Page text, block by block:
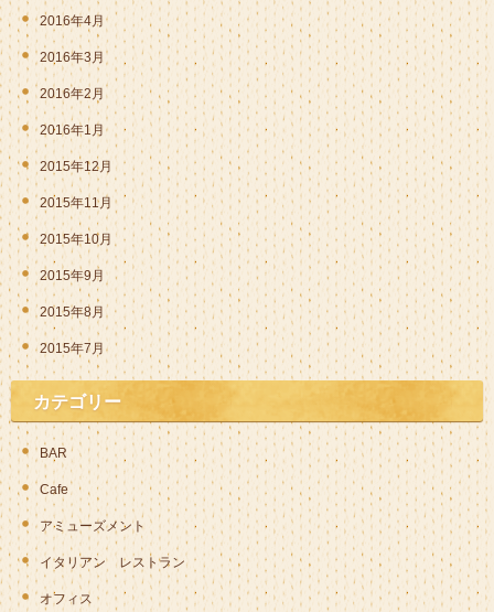
2016年4月
2016年3月
2016年2月
2016年1月
2015年12月
2015年11月
2015年10月
2015年9月
2015年8月
2015年7月
カテゴリー
BAR
Cafe
アミューズメント
イタリアン レストラン
オフィス